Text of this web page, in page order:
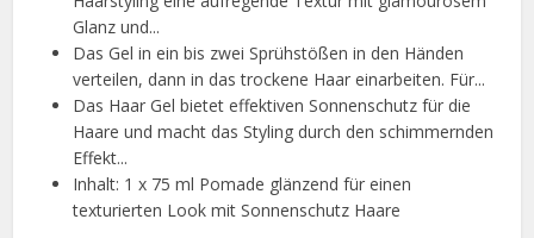
Glanz und...
Das Gel in ein bis zwei Sprühstößen in den Händen
verteilen, dann in das trockene Haar einarbeiten. Für...
Das Haar Gel bietet effektiven Sonnenschutz für die
Haare und macht das Styling durch den schimmernden
Effekt...
Inhalt: 1 x 75 ml Pomade glänzend für einen
texturierten Look mit Sonnenschutz Haare